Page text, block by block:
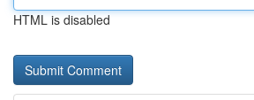
HTML is disabled